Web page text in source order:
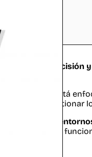
vez)
herramienta decisión
MoSCoW está
priorizar y gestionar
producto o